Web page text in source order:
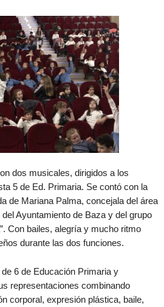
dos musicales, dirigidos a los
5 de Ed. Primaria. Se contó con la
de Mariana Palma, concejala del área
Ayuntamiento de Baza y del grupo
Con bailes, alegría y mucho ritmo
durante las dos funciones.
6 de Educación Primaria y
representaciones combinando
corporal, expresión plástica, baile,